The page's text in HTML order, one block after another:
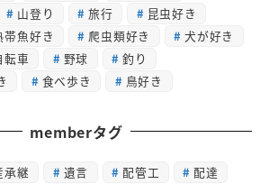
山登り 旅行
昆虫好き
帯魚好き 爬虫類好き
犬が好き
転車 野球
釣り
食べ歩き 鳥好き
memberタグ
承継 遺言 配管工
配達